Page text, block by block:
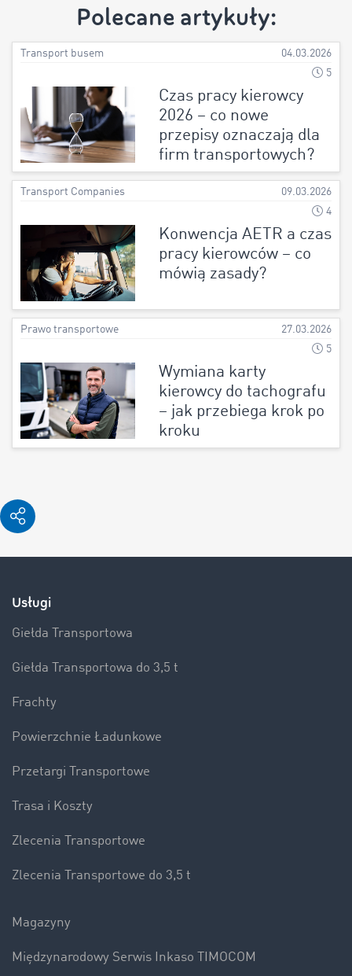
Polecane artykuły:
Transport busem
04.03.2026
5
Czas pracy kierowcy
2026 – co nowe
przepisy oznaczają dla
firm transportowych?
Transport Companies
09.03.2026
4
Konwencja AETR a czas
pracy kierowców – co
mówią zasady?
Prawo transportowe
27.03.2026
5
Wymiana karty
kierowcy do tachografu
– jak przebiega krok po
kroku
Usługi
Giełda Transportowa
Giełda Transportowa do 3,5 t
Frachty
Powierzchnie Ładunkowe
Przetargi Transportowe
Trasa i Koszty
Zlecenia Transportowe
Zlecenia Transportowe do 3,5 t
Magazyny
Międzynarodowy Serwis Inkaso TIMOCOM